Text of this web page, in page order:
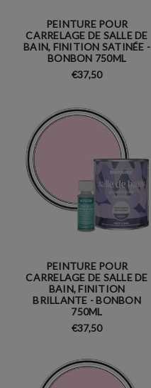
PEINTURE POUR
CARRELAGE DE SALLE DE
BAIN, FINITION SATINÉE -
BONBON 750ML
€37,50
PEINTURE POUR
CARRELAGE DE SALLE DE
BAIN, FINITION
BRILLANTE - BONBON
750ML
€37,50